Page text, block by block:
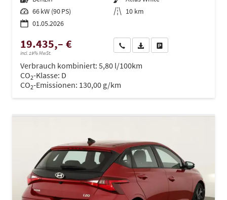
Leistung 66 kW (90 PS) Kilometerstand 10 km
01.05.2026
19.435,– €
incl. 19% MwSt.
Wir rufen Sie anPDF-Datei, Fahrzeugexposé
Verbrauch kombiniert: 5,80 l/100km
CO2-Klasse: D
CO2-Emissionen: 130,00 g/km